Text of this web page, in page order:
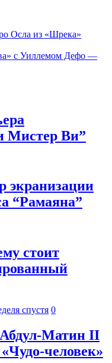
Осла из «Шрека»
с Уиллемом Дефо —
Мистер Ви”
экранизации
“Рамаяна”
стоит
спустя 0
Матин II
человек»